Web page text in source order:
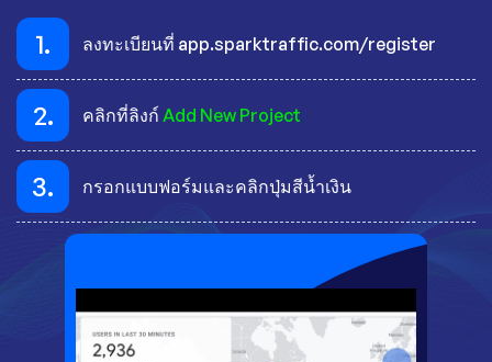
1. ลงทะเบียนที่ app.sparktraffic.com/register
2. คลิกที่ลิงก์ Add New Project
3. กรอกแบบฟอร์มและคลิกปุ่มสีน้ำเงิน